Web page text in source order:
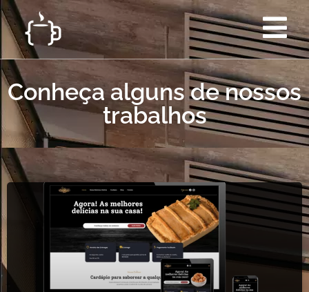
Conheça alguns de nossos
trabalhos